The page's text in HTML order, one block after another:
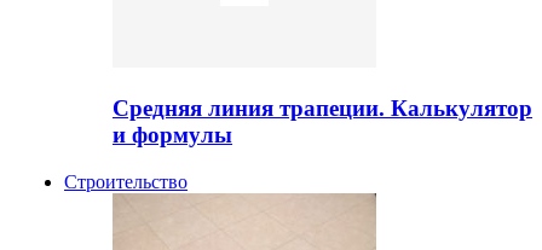
Средняя линия трапеции. Калькулятор
и формулы
Строительство